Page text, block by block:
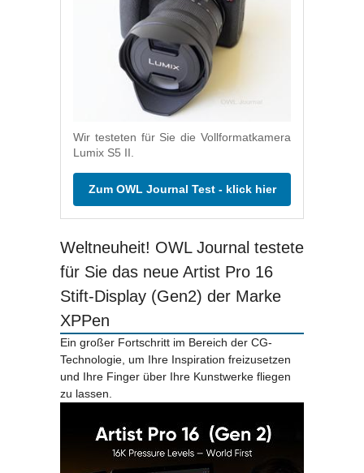
Wir testeten für Sie die Vollformatkamera
Lumix S5 II.
Zum OWL Journal Test - klick hier
Weltneuheit! OWL Journal testete
für Sie das neue Artist Pro 16
Stift-Display (Gen2) der Marke
XPPen
Ein großer Fortschritt im Bereich der CG-
Technologie, um Ihre Inspiration freizusetzen
und Ihre Finger über Ihre Kunstwerke fliegen
zu lassen.